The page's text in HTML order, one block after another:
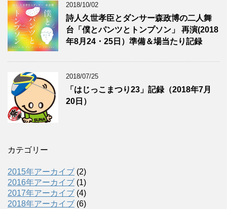
2018/10/02
詩人久世孝臣とダンサー森政博の二人舞
台「僕とパンツとトンプソン」 再演(2018
年8月24・25日）準備＆場当たり記録
2018/07/25
「はじっこまつり23」記録（2018年7月
20日）
カテゴリー
2015年アーカイブ (2)
2016年アーカイブ (1)
2017年アーカイブ (4)
2018年アーカイブ (6)